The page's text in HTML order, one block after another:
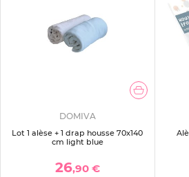
DOMIVA
Lot 1 alèse + 1 drap housse 70x140
cm light blue
26,90 €